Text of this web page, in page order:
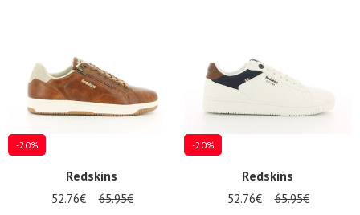
-20%
Redskins
52.76€ 65.95€
-20%
Redskins
52.76€ 65.95€